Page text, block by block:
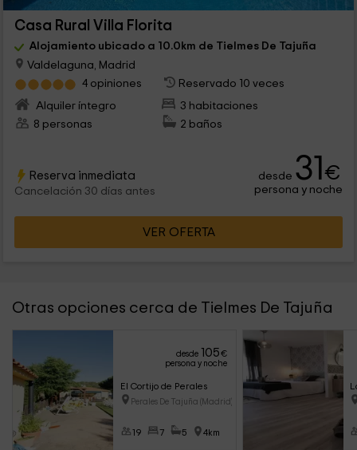
Casa Rural Villa Florita
Alojamiento ubicado a 10.0km de Tielmes De Tajuña
Valdelaguna, Madrid
4 opiniones
Reservado 10 veces
Alquiler íntegro
3 habitaciones
8 personas
2 baños
Reserva inmediata
Cancelación 30 días antes
desde 31€
persona y noche
VER OFERTA
Otras opciones cerca de Tielmes De Tajuña
desde 105€
persona y noche
El Cortijo de Perales
Perales De Tajuña (Madrid)
19 7 5 4km